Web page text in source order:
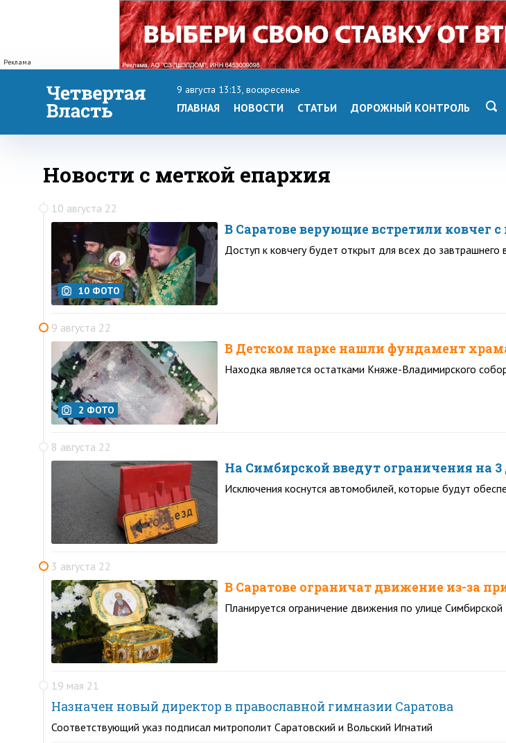
Реклама
9 августа 13:13, воскресенье
ГЛАВНАЯ НОВОСТИ СТАТЬИ ДОРОЖНЫЙ КОНТРОЛЬ
Новости с меткой епархия
10 августа 22
10 ФОТО
В Саратове верующие встретили ковчег
Доступ к ковчегу будет открыт для всех до завтрашнего
9 августа 22
2 ФОТО
В Детском парке нашли фундамент
Находка является остатками Княже-Владимирского
8 августа 22
На Симбирской введут ограничения на
Исключения коснутся автомобилей, которые будут
3 августа 22
В Саратове ограничат движение из-за
Планируется ограничение движения по улице Симбирской
19 мая 21
Назначен новый директор в православной гимназии Саратова
Соответствующий указ подписал митрополит Саратовский и Вольский Игнатий